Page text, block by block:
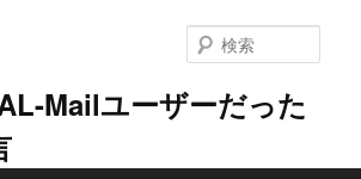
Mailユーザーだった
索